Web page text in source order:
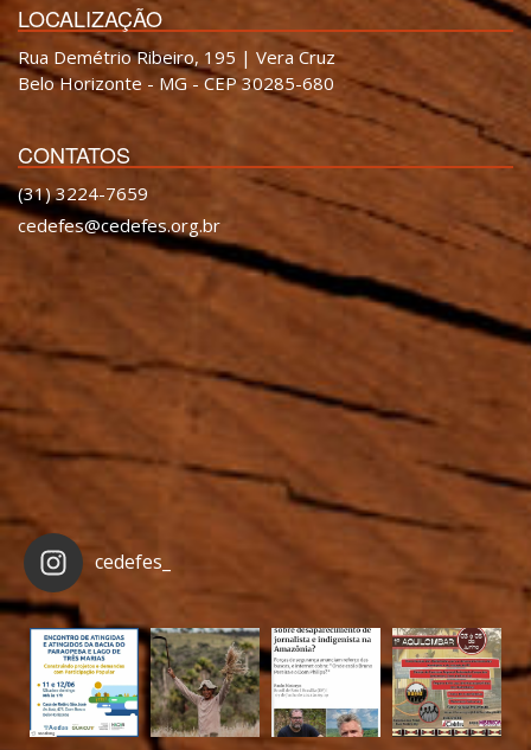
LOCALIZAÇÃO
Rua Demétrio Ribeiro, 195 | Vera Cruz
Belo Horizonte - MG - CEP 30285-680
CONTATOS
(31) 3224-7659
cedefes@cedefes.org.br
cedefes_